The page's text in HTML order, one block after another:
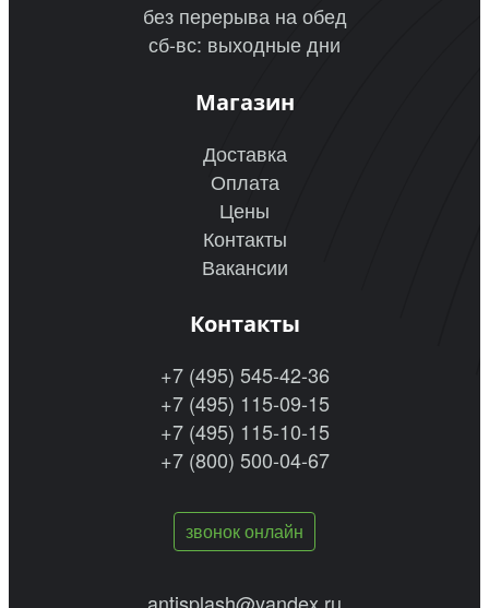
без перерыва на обед
сб-вс: выходные дни
Магазин
Доставка
Оплата
Цены
Контакты
Вакансии
Контакты
+7 (495) 545-42-36
+7 (495) 115-09-15
+7 (495) 115-10-15
+7 (800) 500-04-67
звонок онлайн